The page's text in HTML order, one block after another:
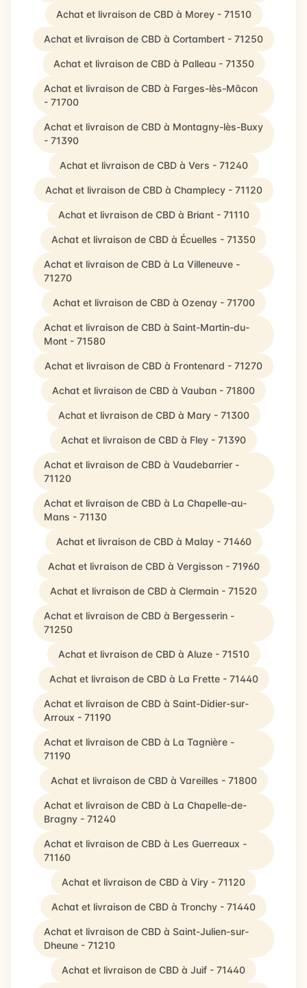
Achat et livraison de CBD à Morey - 71510
Achat et livraison de CBD à Cortambert - 71250
Achat et livraison de CBD à Palleau - 71350
Achat et livraison de CBD à Farges-lès-Mâcon
- 71700
Achat et livraison de CBD à Montagny-lès-Buxy
- 71390
Achat et livraison de CBD à Vers - 71240
Achat et livraison de CBD à Champlecy - 71120
Achat et livraison de CBD à Briant - 71110
Achat et livraison de CBD à Écuelles - 71350
Achat et livraison de CBD à La Villeneuve -
71270
Achat et livraison de CBD à Ozenay - 71700
Achat et livraison de CBD à Saint-Martin-du-
Mont - 71580
Achat et livraison de CBD à Frontenard - 71270
Achat et livraison de CBD à Vauban - 71800
Achat et livraison de CBD à Mary - 71300
Achat et livraison de CBD à Fley - 71390
Achat et livraison de CBD à Vaudebarrier -
71120
Achat et livraison de CBD à La Chapelle-au-
Mans - 71130
Achat et livraison de CBD à Malay - 71460
Achat et livraison de CBD à Vergisson - 71960
Achat et livraison de CBD à Clermain - 71520
Achat et livraison de CBD à Bergesserin -
71250
Achat et livraison de CBD à Aluze - 71510
Achat et livraison de CBD à La Frette - 71440
Achat et livraison de CBD à Saint-Didier-sur-
Arroux - 71190
Achat et livraison de CBD à La Tagnière -
71190
Achat et livraison de CBD à Vareilles - 71800
Achat et livraison de CBD à La Chapelle-de-
Bragny - 71240
Achat et livraison de CBD à Les Guerreaux -
71160
Achat et livraison de CBD à Viry - 71120
Achat et livraison de CBD à Tronchy - 71440
Achat et livraison de CBD à Saint-Julien-sur-
Dheune - 71210
Achat et livraison de CBD à Juif - 71440